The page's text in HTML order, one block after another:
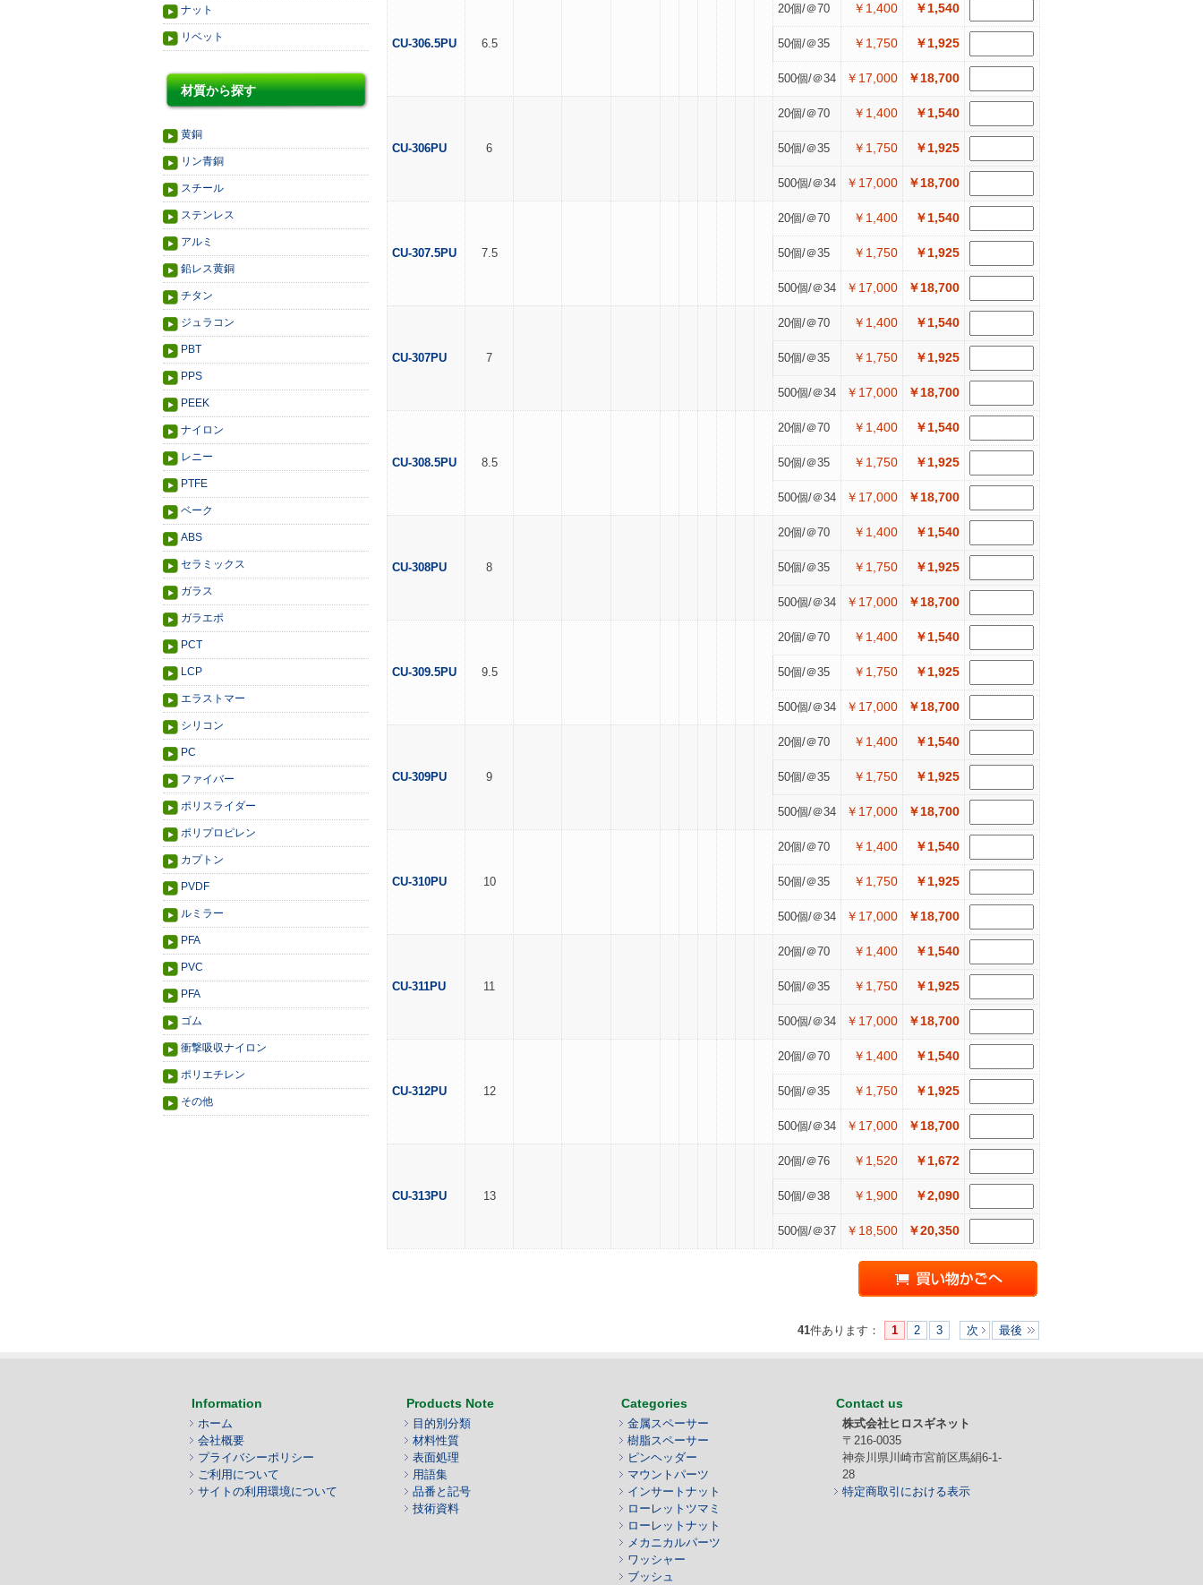
ナット
リベット
材質から探す
黄銅
リン青銅
スチール
ステンレス
アルミ
鉛レス黄銅
チタン
ジュラコン
PBT
PPS
PEEK
ナイロン
レニー
PTFE
ベーク
ABS
セラミックス
ガラス
ガラエポ
PCT
LCP
エラストマー
シリコン
PC
ファイバー
ポリスライダー
ポリプロピレン
カプトン
PVDF
ルミラー
PFA
PVC
PFA
ゴム
衝撃吸収ナイロン
ポリエチレン
その他
CU-306.5PU 6.5
20個/＠70 ￥1,400 ￥1,540
50個/＠35 ￥1,750 ￥1,925
500個/＠34 ￥17,000 ￥18,700
CU-306PU 6
20個/＠70 ￥1,400 ￥1,540
50個/＠35 ￥1,750 ￥1,925
500個/＠34 ￥17,000 ￥18,700
CU-307.5PU 7.5
20個/＠70 ￥1,400 ￥1,540
50個/＠35 ￥1,750 ￥1,925
500個/＠34 ￥17,000 ￥18,700
CU-307PU 7
20個/＠70 ￥1,400 ￥1,540
50個/＠35 ￥1,750 ￥1,925
500個/＠34 ￥17,000 ￥18,700
CU-308.5PU 8.5
20個/＠70 ￥1,400 ￥1,540
50個/＠35 ￥1,750 ￥1,925
500個/＠34 ￥17,000 ￥18,700
CU-308PU 8
20個/＠70 ￥1,400 ￥1,540
50個/＠35 ￥1,750 ￥1,925
500個/＠34 ￥17,000 ￥18,700
CU-309.5PU 9.5
20個/＠70 ￥1,400 ￥1,540
50個/＠35 ￥1,750 ￥1,925
500個/＠34 ￥17,000 ￥18,700
CU-309PU 9
20個/＠70 ￥1,400 ￥1,540
50個/＠35 ￥1,750 ￥1,925
500個/＠34 ￥17,000 ￥18,700
CU-310PU 10
20個/＠70 ￥1,400 ￥1,540
50個/＠35 ￥1,750 ￥1,925
500個/＠34 ￥17,000 ￥18,700
CU-311PU 11
20個/＠70 ￥1,400 ￥1,540
50個/＠35 ￥1,750 ￥1,925
500個/＠34 ￥17,000 ￥18,700
CU-312PU 12
20個/＠70 ￥1,400 ￥1,540
50個/＠35 ￥1,750 ￥1,925
500個/＠34 ￥17,000 ￥18,700
CU-313PU 13
20個/＠76 ￥1,520 ￥1,672
50個/＠38 ￥1,900 ￥2,090
500個/＠37 ￥18,500 ￥20,350
41件あります ： 1 2 3 次 最後
Information
ホーム
会社概要
プライバシーポリシー
ご利用について
サイトの利用環境について
Products Note
目的別分類
材料性質
表面処理
用語集
品番と記号
技術資料
Categories
金属スペーサー
樹脂スペーサー
ピンヘッダー
マウントパーツ
インサートナット
ローレットツマミ
ローレットナット
メカニカルパーツ
ワッシャー
ブッシュ
Contact us
株式会社ヒロスギネット
〒216-0035
神奈川県川崎市宮前区馬絹6-1-
28
特定商取引における表示